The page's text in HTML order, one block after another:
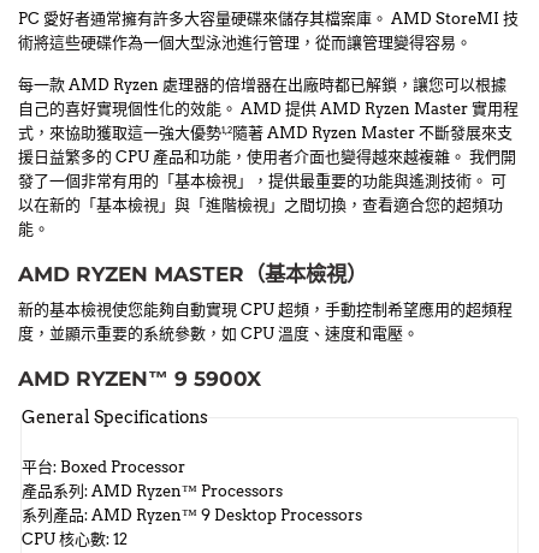
PC 愛好者通常擁有許多大容量硬碟來儲存其檔案庫。 AMD StoreMI 技
術將這些硬碟作為一個大型泳池進行管理，從而讓管理變得容易。
每一款 AMD Ryzen 處理器的倍增器在出廠時都已解鎖，讓您可以根據
自己的喜好實現個性化的效能。 AMD 提供 AMD Ryzen Master 實用程
式，來協助獲取這一強大優勢1,2隨著 AMD Ryzen Master 不斷發展來支
援日益繁多的 CPU 產品和功能，使用者介面也變得越來越複雜。 我們開
發了一個非常有用的「基本檢視」，提供最重要的功能與遙測技術。 可
以在新的「基本檢視」與「進階檢視」之間切換，查看適合您的超頻功
能。
AMD RYZEN MASTER（基本檢視）
新的基本檢視使您能夠自動實現 CPU 超頻，手動控制希望應用的超頻程
度，並顯示重要的系統參數，如 CPU 溫度、速度和電壓。
AMD RYZEN™ 9 5900X
General Specifications
平台: Boxed Processor
產品系列: AMD Ryzen™ Processors
系列產品: AMD Ryzen™ 9 Desktop Processors
CPU 核心數: 12